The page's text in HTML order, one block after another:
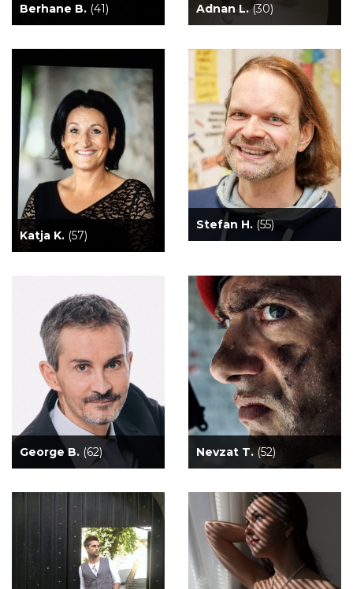
Berhane B. (41) Adnan L.(30)
Katja K. (57)
Stefan H. (55)
George B. (62) Nevzat T. (52)